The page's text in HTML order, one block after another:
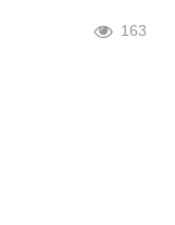
163